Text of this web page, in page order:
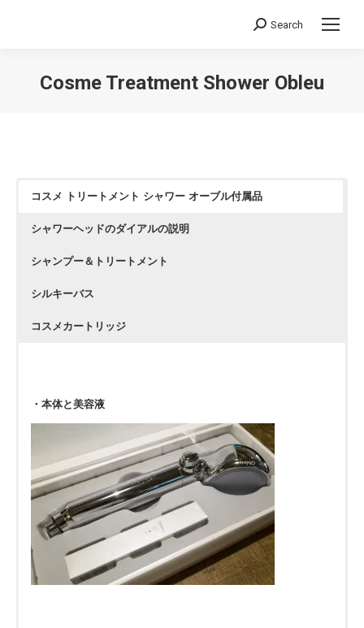
Search:
Search
Cosme Treatment Shower Obleu
コスメ トリートメント シャワー オーブル付属品
シャワーヘッドのダイアルの説明
シャンプー＆トリートメント
シルキーバス
コスメカートリッジ
・本体と美容液